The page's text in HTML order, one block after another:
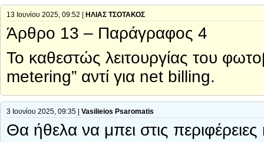
13 Ιουνίου 2025, 09:52 | ΗΛΙΑΣ ΤΣΟΤΑΚΟΣ
Άρθρο 13 – Παράγραφος 4
Το καθεστώς λειτουργίας του
metering” αντί για net billing.
3 Ιουνίου 2025, 09:35 | Vasilieios Psaromatis
Θα ήθελα να μπει στις